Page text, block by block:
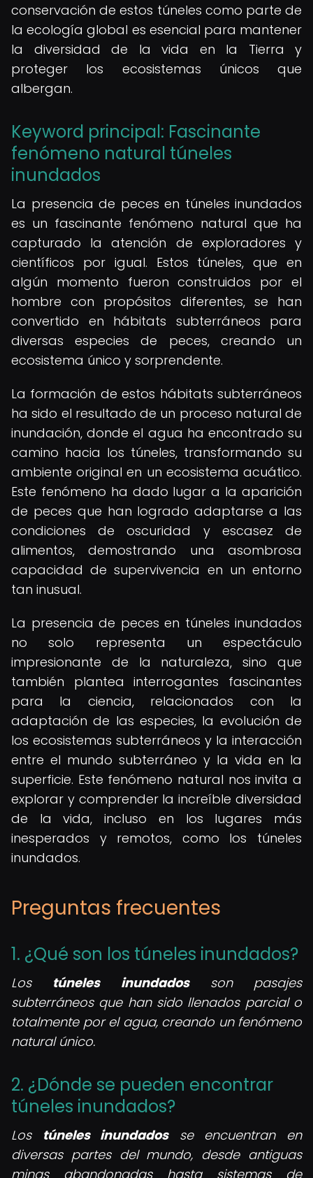
conservación de estos túneles como parte de
la ecología global es esencial para mantener
la diversidad de la vida en la Tierra y
proteger los ecosistemas únicos que
albergan.
Keyword principal: Fascinante
fenómeno natural túneles
inundados
La presencia de peces en túneles inundados
es un fascinante fenómeno natural que ha
capturado la atención de exploradores y
científicos por igual. Estos túneles, que en
algún momento fueron construidos por el
hombre con propósitos diferentes, se han
convertido en hábitats subterráneos para
diversas especies de peces, creando un
ecosistema único y sorprendente.
La formación de estos hábitats subterráneos
ha sido el resultado de un proceso natural de
inundación, donde el agua ha encontrado su
camino hacia los túneles, transformando su
ambiente original en un ecosistema acuático.
Este fenómeno ha dado lugar a la aparición
de peces que han logrado adaptarse a las
condiciones de oscuridad y escasez de
alimentos, demostrando una asombrosa
capacidad de supervivencia en un entorno
tan inusual.
La presencia de peces en túneles inundados
no solo representa un espectáculo
impresionante de la naturaleza, sino que
también plantea interrogantes fascinantes
para la ciencia, relacionados con la
adaptación de las especies, la evolución de
los ecosistemas subterráneos y la interacción
entre el mundo subterráneo y la vida en la
superficie. Este fenómeno natural nos invita a
explorar y comprender la increíble diversidad
de la vida, incluso en los lugares más
inesperados y remotos, como los túneles
inundados.
Preguntas frecuentes
1. ¿Qué son los túneles inundados?
Los túneles inundadosson pasajes
subterráneos que han sido llenados parcial o
totalmente por el agua, creando un fenómeno
natural único.
2. ¿Dónde se pueden encontrar
túneles inundados?
Los túneles inundadosse encuentran en
diversas partes del mundo, desde antiguas
minas abandonadas hasta sistemas de